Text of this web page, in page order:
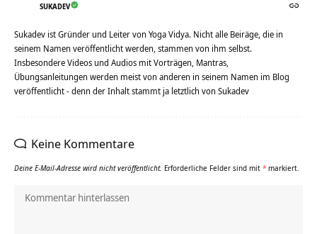
SUKADEV
Sukadev ist Gründer und Leiter von Yoga Vidya. Nicht alle Beiräge, die in
seinem Namen veröffentlicht werden, stammen von ihm selbst.
Insbesondere Videos und Audios mit Vorträgen, Mantras,
Übungsanleitungen werden meist von anderen in seinem Namen im Blog
veröffentlicht - denn der Inhalt stammt ja letztlich von Sukadev
Keine Kommentare
Deine E-Mail-Adresse wird nicht veröffentlicht. Erforderliche Felder sind mit * markiert.